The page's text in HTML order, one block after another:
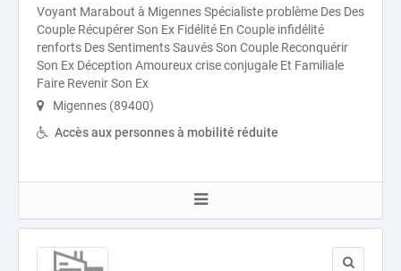
Voyant Marabout à Migennes Spécialiste problème Des Des
Couple Récupérer Son Ex Fidélité En Couple infidélité
renforts Des Sentiments Sauvés Son Couple Reconquérir
Son Ex Déception Amoureux crise conjugale Et Familiale
Faire Revenir Son Ex
Migennes (89400)
Accès aux personnes à mobilité réduite